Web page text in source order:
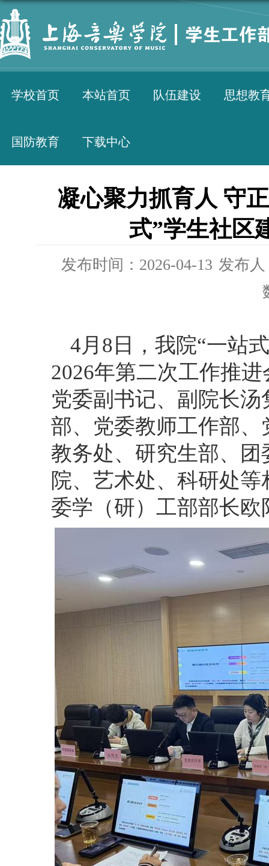
学校首页 本站首页 队伍建设 思想教
国防教育 下载中心
凝心聚力抓育人 守
式”学生社区
发布时间：2026-04-13 发布
4月8日 ，我院“一站
2026年第二次工作推进
党委副书记、副院长汤
部、党委教师工作部
教务处、研究生部、
院、艺术处、科研处
委学（研）工部部长欧